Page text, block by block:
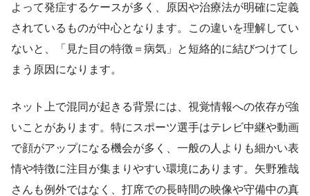
よって発症するケースが多く、原因や治療法が明確に定義
されているものが中心となります。この違いを理解してい
ないと、「見た目の特徴＝病気」と短絡的に結びつけてし
まう原因になります。
ネット上で混同が起きる背景には、視覚情報への依存が強
いことがあります。特にスポーツ選手はテレビ中継や動画
で顔がアップになる機会が多く、一般の人よりも細かい表
情や特徴に注目が集まりやすい環境にあります。矢野雅哉
さんも例外ではなく、打席での長時間の映像や守備中の真